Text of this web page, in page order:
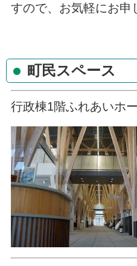
すので、お気軽にお申
町民スペース
行政棟1階ふれあいホ